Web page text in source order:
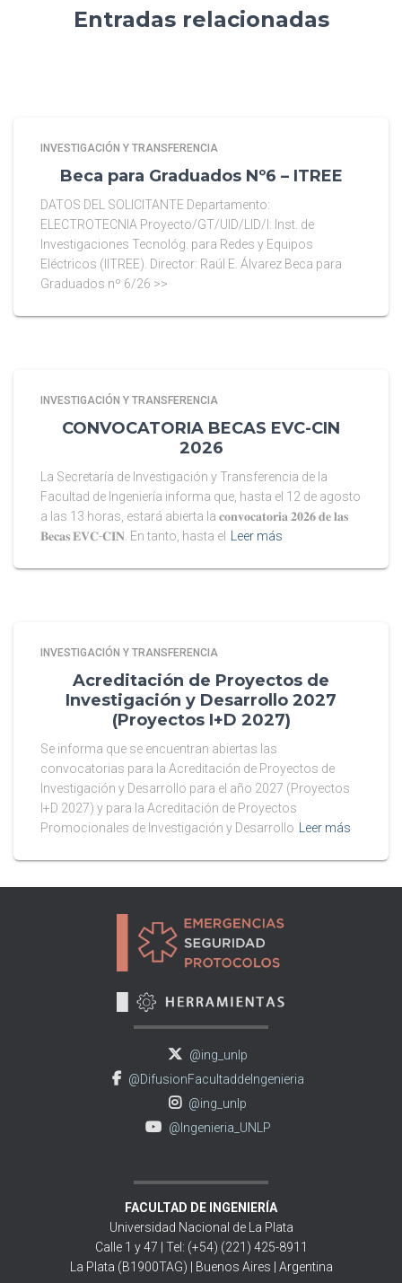
Entradas relacionadas
INVESTIGACIÓN Y TRANSFERENCIA
Beca para Graduados Nº6 – ITREE
DATOS DEL SOLICITANTE Departamento:
ELECTROTECNIA Proyecto/GT/UID/LID/I: Inst. de
Investigaciones Tecnológ. para Redes y Equipos
Eléctricos (IITREE). Director: Raúl E. Álvarez Beca para
Graduados nº 6/26 >>
INVESTIGACIÓN Y TRANSFERENCIA
CONVOCATORIA BECAS EVC-CIN
2026
La Secretaría de Investigación y Transferencia de la
Facultad de Ingeniería informa que, hasta el 12 de agosto
a las 13 horas, estará abierta la 𝐜𝐨𝐧𝐯𝐨𝐜𝐚𝐭𝐨𝐫𝐢𝐚 𝟐𝟎𝟐𝟔 𝐝𝐞 𝐥𝐚𝐬
𝐁𝐞𝐜𝐚𝐬 𝐄𝐕𝐂-𝐂𝐈𝐍. En tanto, hasta el
Leer más
INVESTIGACIÓN Y TRANSFERENCIA
Acreditación de Proyectos de
Investigación y Desarrollo 2027
(Proyectos I+D 2027)
Se informa que se encuentran abiertas las
convocatorias para la Acreditación de Proyectos de
Investigación y Desarrollo para el año 2027 (Proyectos
I+D 2027) y para la Acreditación de Proyectos
Promocionales de Investigación y Desarrollo
Leer más
@ing_unlp
@DifusionFacultaddeIngenieria
@ing_unlp
@Ingenieria_UNLP
FACULTAD DE INGENIERÍA
Universidad Nacional de La Plata
Calle 1 y 47 | Tel: (+54) (221) 425-8911
La Plata (B1900TAG) | Buenos Aires | Argentina